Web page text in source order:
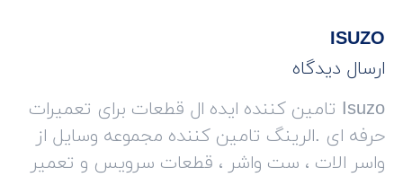
ISUZO
ارسال دیدگاه
Isuzo تامین کننده ایده ال قطعات برای تعمیرات
حرفه ای .الرینگ تامین کننده مجموعه وسایل از
واسر الات ، ست واشر ، قطعات سرویس و تعمیر